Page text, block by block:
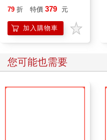
台灣隊長全力以赴的堅
「日常私服小卡組」）
79 折 特價 379 元
加入購物車
您可能也需要